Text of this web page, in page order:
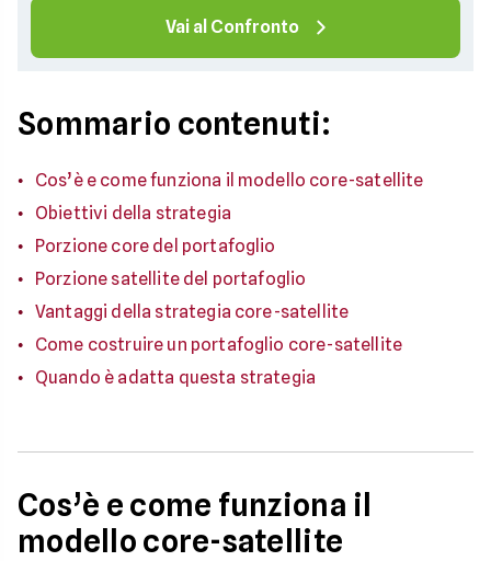
Vai al Confronto
Sommario contenuti:
Cos’è e come funziona il modello core-satellite
Obiettivi della strategia
Porzione core del portafoglio
Porzione satellite del portafoglio
Vantaggi della strategia core-satellite
Come costruire un portafoglio core-satellite
Quando è adatta questa strategia
Cos’è e come funziona il
modello core-satellite